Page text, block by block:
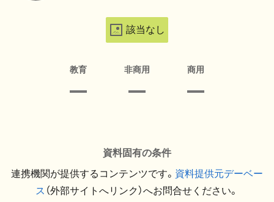
該当なし
教育 非商用 商用
資料固有の条件
連携機関が提供するコンテンツです。 資料提供元デーベー
ス （外部サイトへリンク）へお問合せください。